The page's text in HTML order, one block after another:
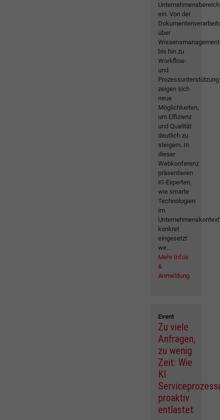
ein. Von der
über
Wissensmanagement
bis hin zu
Workflow-
und
Prozessunterstützung
zeigen sich
neue
Möglichkeiten,
um Effizienz
und Qualität
deutlich zu
steigern. In
dieser
Webkonferenz
präsentieren
KI-Experten,
wie smarte
Technologien
im
Unternehmenskontext
konkret
eingesetzt
we...
Mehr Infos
&
Anmeldung
Event
Zu viele
Anfragen,
zu wenig
Zeit: Wie
KI
proaktiv
entlastet